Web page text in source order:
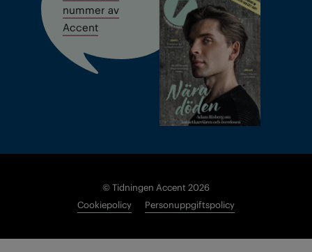
nummer av
Accent
© Tidningen Accent 2026
Cookiepolicy
Personuppgiftspolicy